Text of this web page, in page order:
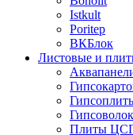
Istkult
Poritep
ВКБлок
Листовые и
Плиты